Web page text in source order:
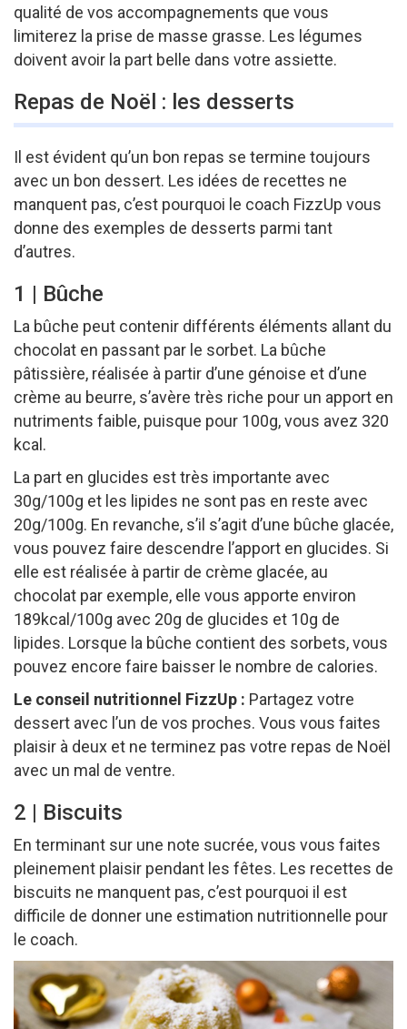
qualité de vos accompagnements que vous
limiterez la prise de masse grasse. Les légumes
doivent avoir la part belle dans votre assiette.
Repas de Noël : les desserts
Il est évident qu’un bon repas se termine toujours
avec un bon dessert. Les idées de recettes ne
manquent pas, c’est pourquoi le coach FizzUp vous
donne des exemples de desserts parmi tant
d’autres.
1 | Bûche
La bûche peut contenir différents éléments allant du
chocolat en passant par le sorbet. La bûche
pâtissière, réalisée à partir d’une génoise et d’une
crème au beurre, s’avère très riche pour un apport en
nutriments faible, puisque pour 100g, vous avez 320
kcal.
La part en glucides est très importante avec
30g/100g et les lipides ne sont pas en reste avec
20g/100g. En revanche, s’il s’agit d’une bûche glacée,
vous pouvez faire descendre l’apport en glucides. Si
elle est réalisée à partir de crème glacée, au
chocolat par exemple, elle vous apporte environ
189kcal/100g avec 20g de glucides et 10g de
lipides. Lorsque la bûche contient des sorbets, vous
pouvez encore faire baisser le nombre de calories.
Le conseil nutritionnel FizzUp : Partagez votre
dessert avec l’un de vos proches. Vous vous faites
plaisir à deux et ne terminez pas votre repas de Noël
avec un mal de ventre.
2 | Biscuits
En terminant sur une note sucrée, vous vous faites
pleinement plaisir pendant les fêtes. Les recettes de
biscuits ne manquent pas, c’est pourquoi il est
difficile de donner une estimation nutritionnelle pour
le coach.